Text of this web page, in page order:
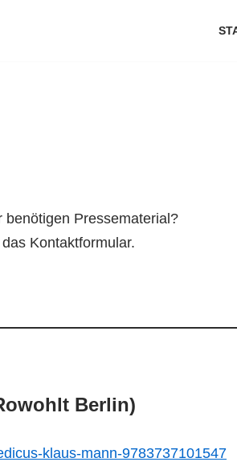
benötigen Pressematerial?
Kontaktformular.
Berlin)
klaus-mann-9783737101547